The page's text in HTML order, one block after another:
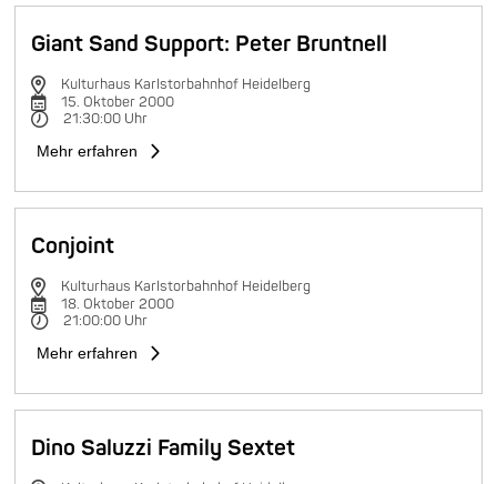
Giant Sand Support: Peter Bruntnell
Kulturhaus Karlstorbahnhof Heidelberg
15. Oktober 2000
21:30:00 Uhr
Mehr erfahren
Conjoint
Kulturhaus Karlstorbahnhof Heidelberg
18. Oktober 2000
21:00:00 Uhr
Mehr erfahren
Dino Saluzzi Family Sextet